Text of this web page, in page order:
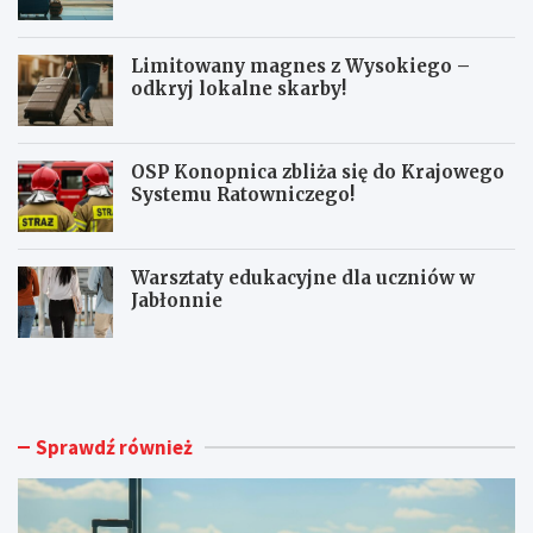
Limitowany magnes z Wysokiego –
odkryj lokalne skarby!
OSP Konopnica zbliża się do Krajowego
Systemu Ratowniczego!
Warsztaty edukacyjne dla uczniów w
Jabłonnie
L
n
i
L
o
a
Sprawdź również